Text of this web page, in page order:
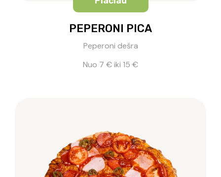
PEPERONI PICA
Peperoni dešra
Nuo 7 € iki 15 €